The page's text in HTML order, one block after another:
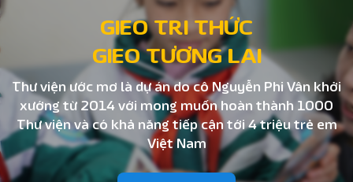
GIEO TRI THỨC
GIEO TƯƠNG LAI
Thư viện ước mơ là dự án do cô Nguyễn Phi Vân khởi
xướng từ 2014 với mong muốn hoàn thành 1000
Thư viện và có khả năng tiếp cận tới 4 triệu trẻ em
Việt Nam